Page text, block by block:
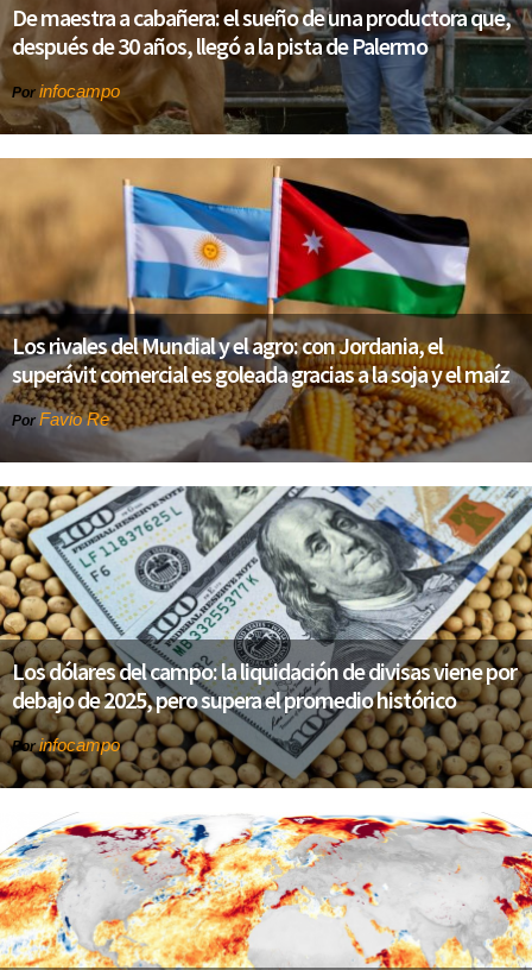
De maestra a cabañera: el sueño de una productora que,
después de 30 años, llegó a la pista de Palermo
Por infocampo
Los rivales del Mundial y el agro: con Jordania, el
superávit comercial es goleada gracias a la soja y el maíz
Por Favio Re
Los dólares del campo: la liquidación de divisas viene por
debajo de 2025, pero supera el promedio histórico
Porinfocampo